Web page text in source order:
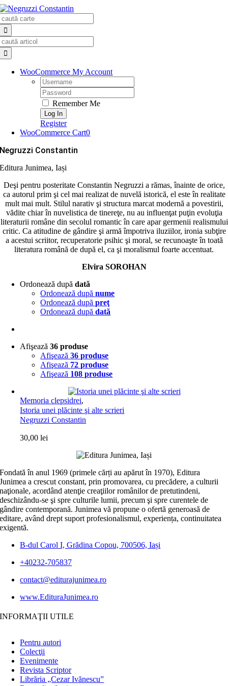
Skip
to
content
WooCommerce My Account
Username:
Password:
Remember Me
Register
WooCommerce Cart0
Negruzzi Constantin
Editura Junimea, Iași
Deşi pentru posteritate Constantin Negruzzi a rămas, înainte de orice,
ca autorul prim şi cel mai realizat de nuvelă istorică, el este în realitate
mult mai mult. Stilul narativ şi structura marcat modernă a povestirii,
vădite chiar în nuvelistica de tinereţe, nu au influenţat puţin evoluţia
literaturii române din secolul romantic în care apar germenii realismului
critic. Ca atitudine de gândire şi armă împotriva iluziilor, ironia subţire
a acestui scriitor, recuperatorie psihic şi moral, se recunoaşte în toată
literatura română de după el, ca şi moralismul foarte accentuat.
Elvira SOROHAN
Ordonează dupădată
Ordonează dupănume
Ordonează dupăpreţ
Ordonează dupădată
Afişează36 produse
Afişează36 produse
Afişează 72 produse
Afişează 108 produse
Memoria clepsidrei,
Istoria unei plăcinte şi alte scrieri
Negruzzi Constantin
30,00lei
Fondată în anul 1969 (primele cărți au apărut în 1970), Editura
Junimea a crescut constant, prin promovarea, cu precădere, a culturii
naţionale, acordând atenţie creaţiilor românilor de pretutindeni,
deschizându-se şi spre culturile lumii, precum şi spre curentele de
gândire contemporană. Junimea vă propune o ofertă generoasă de
editare, având drept suport profesionalismul, experiența, continuitatea
exigentă.
B-dul Carol I, Grădina Copou, 700506, Iași
+40232-705837
contact@editurajunimea.ro
www.EdituraJunimea.ro
INFORMAŢII UTILE
Pentru autori
Colecţii
Evenimente
Revista Scriptor
Librăria „Cezar Ivănescu”